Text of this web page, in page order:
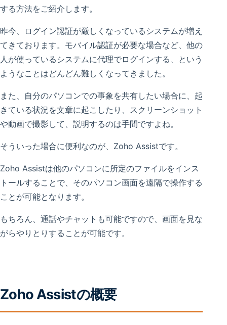
する方法をご紹介します。
昨今、ログイン認証が厳しくなっているシステムが増え
てきております。モバイル認証が必要な場合など、他の
人が使っているシステムに代理でログインする、という
ようなことはどんどん難しくなってきました。
また、自分のパソコンでの事象を共有したい場合に、起
きている状況を文章に起こしたり、スクリーンショット
や動画で撮影して、説明するのは手間ですよね。
そういった場合に便利なのが、Zoho Assistです。
Zoho Assistは他のパソコンに所定のファイルをインス
トールすることで、そのパソコン画面を遠隔で操作する
ことが可能となります。
もちろん、通話やチャットも可能ですので、画面を見な
がらやりとりすることが可能です。
Zoho Assistの概要